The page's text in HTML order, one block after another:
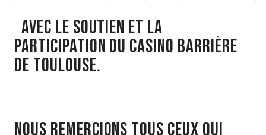
Avec le soutien et la
participation du Casino Barrière
de Toulouse.
NOUS REMERCIONS TOUS CEUX QUI